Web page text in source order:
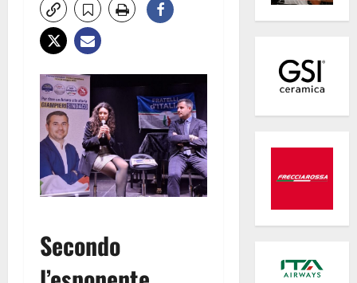
Secondo